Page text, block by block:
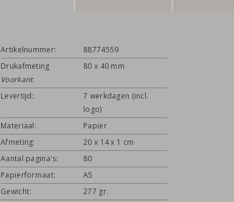
Artikelnummer:
88774559
Drukafmeting
Voorkant:
80 x 40 mm
Levertijd:
7 werkdagen (incl.
logo)
Materiaal:
Papier
Afmeting:
20 x 14 x 1 cm
Aantal pagina's:
80
Papierformaat:
A5
Gewicht:
277 gr.